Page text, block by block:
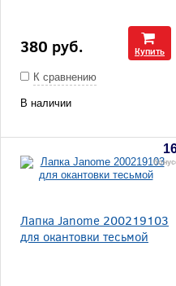
380 руб. Купить
К сравнению
В наличии
Лапка Janome 200219103
для окантовки тесьмой